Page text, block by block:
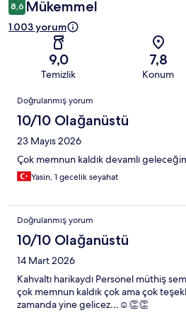
8,6 Mükemmel
1.003 yorum
9,0
Temizlik
7,8
Konum
Yorumlar
Doğrulanmış yorum
10/10 Olağanüstü
23 Mayıs 2026
Çok memnun kaldık devamlı
Yasin, 1 gecelik seyahat
Doğrulanmış yorum
10/10 Olağanüstü
14 Mart 2026
Kahvaltı harikaydı Personel müthiş
çok memnun kaldık çok ama çok
zamanda yine gelicez…☺️👏👏